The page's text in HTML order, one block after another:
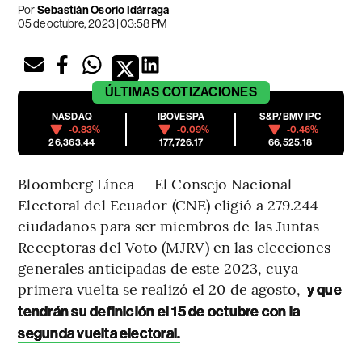
PorSebastián Osorio Idárraga
05 de octubre, 2023 | 03:58 PM
ÚLTIMAS COTIZACIONES
NASDAQ
-0.83%
26,363.44
IBOVESPA
-0.09%
177,726.17
S&P/BMV IPC
-0.46%
66,525.18
Bloomberg Línea — El Consejo Nacional
Electoral del Ecuador (CNE) eligió a 279.244
ciudadanos para ser miembros de las Juntas
Receptoras del Voto (MJRV) en las elecciones
generales anticipadas de este 2023, cuya
primera vuelta se realizó el 20 de agosto, y que
tendrán su definición el 15 de octubre con la
segunda vuelta electoral.